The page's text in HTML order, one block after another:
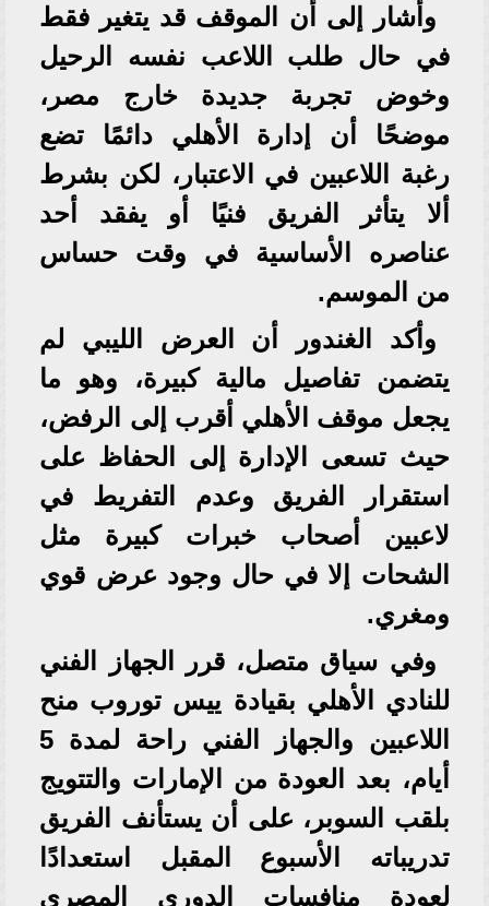
وأشار إلى أن الموقف قد يتغير فقط
في حال طلب اللاعب نفسه الرحيل
وخوض تجربة جديدة خارج مصر،
موضحًا أن إدارة الأهلي دائمًا تضع
رغبة اللاعبين في الاعتبار، لكن بشرط
ألا يتأثر الفريق فنيًا أو يفقد أحد
عناصره الأساسية في وقت حساس
من الموسم.
وأكد الغندور أن العرض الليبي لم
يتضمن تفاصيل مالية كبيرة، وهو ما
يجعل موقف الأهلي أقرب إلى الرفض،
حيث تسعى الإدارة إلى الحفاظ على
استقرار الفريق وعدم التفريط في
لاعبين أصحاب خبرات كبيرة مثل
الشحات إلا في حال وجود عرض قوي
ومغري.
وفي سياق متصل، قرر الجهاز الفني
للنادي الأهلي بقيادة ييس توروب منح
اللاعبين والجهاز الفني راحة لمدة 5
أيام، بعد العودة من الإمارات والتتويج
بلقب السوبر، على أن يستأنف الفريق
تدريباته الأسبوع المقبل استعدادًا
لعودة منافسات الدوري المصري